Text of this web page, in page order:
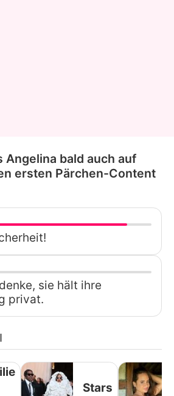
Angelina bald auch auf
ersten Pärchen-Content
sie hält ihre
privat.
Stars